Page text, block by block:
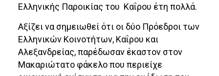
Ελληνικής Παροικίας του Καΐρου έτη πολλά.
Αξίζει να σημειωθεί ότι οι δύο Πρόεδροι των
Ελληνικών Κοινοτήτων, Καΐρου και
Αλεξανδρείας, παρέδωσαν έκαστον στον
Μακαριώτατο φάκελο που περιείχε